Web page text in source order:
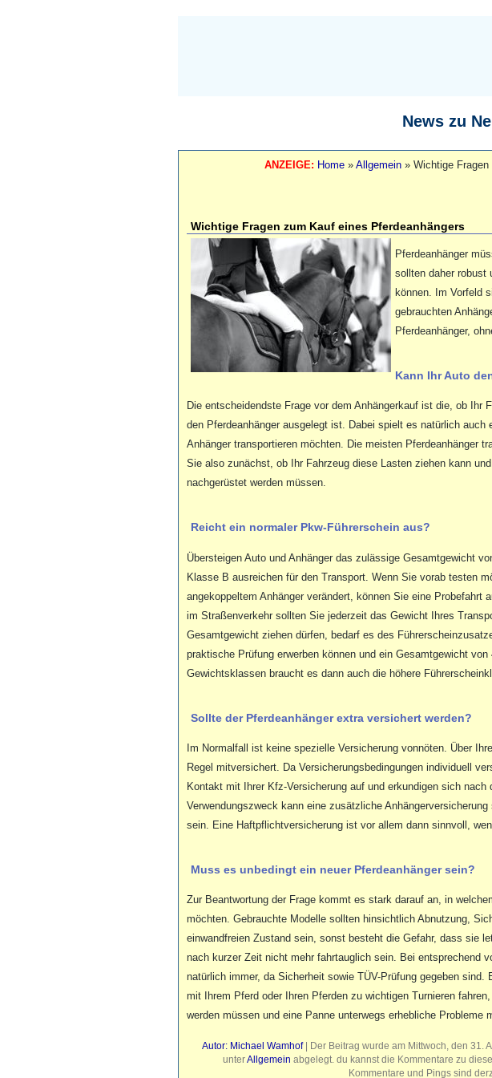
News zu
ANZEIGE: Home» Allgemein» Wichtige
Wichtige Fragen zum Kauf eines Pferdeanhängers
Pferdeanhänger
sollten daher robust
können. Im Vorfeld
gebrauchten
Pferdeanhänger,
Kann Ihr Auto
Die entscheidendste Frage vor dem Anhängerkauf ist die, ob Ihr
den Pferdeanhänger ausgelegt ist. Dabei spielt es natürlich
Anhänger transportieren möchten. Die meisten Pferdeanhänger
Sie also zunächst, ob Ihr Fahrzeug diese Lasten ziehen kann
nachgerüstet werden müssen.
Reicht ein normaler Pkw-Führerschein aus?
Übersteigen Auto und Anhänger das zulässige Gesamtgewicht
Klasse B ausreichen für den Transport. Wenn Sie vorab testen
angekoppeltem Anhänger verändert, können Sie eine Probefahrt
im Straßenverkehr sollten Sie jederzeit das Gewicht Ihres
Gesamtgewicht ziehen dürfen, bedarf es des
praktische Prüfung erwerben können und ein Gesamtgewicht
Gewichtsklassen braucht es dann auch die höhere
Sollte der Pferdeanhänger extra versichert werden?
Im Normalfall ist keine spezielle Versicherung vonnöten. Über
Regel mitversichert. Da Versicherungsbedingungen individuell
Kontakt mit Ihrer Kfz-Versicherung auf und erkundigen sich
Verwendungszweck kann eine zusätzliche
sein. Eine Haftpflichtversicherung ist vor allem dann sinnvoll,
Muss es unbedingt ein neuer Pferdeanhänger sein?
Zur Beantwortung der Frage kommt es stark darauf an, in
möchten. Gebrauchte Modelle sollten hinsichtlich Abnutzung,
einwandfreien Zustand sein, sonst besteht die Gefahr, dass sie
nach kurzer Zeit nicht mehr fahrtauglich sein. Bei entsprechend
natürlich immer, da Sicherheit sowie TÜV-Prüfung gegeben
mit Ihrem Pferd oder Ihren Pferden zu wichtigen Turnieren
werden müssen und eine Panne unterwegs erhebliche Probleme
Autor: Michael Wamhof| Der Beitrag wurde am Mittwoch, den 31.
unterAllgemein abgelegt. du kannst die Kommentare zu
Kommentare und Pings sind